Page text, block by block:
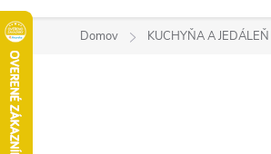
Domov KUCHYŇA A JEDÁLEŇ